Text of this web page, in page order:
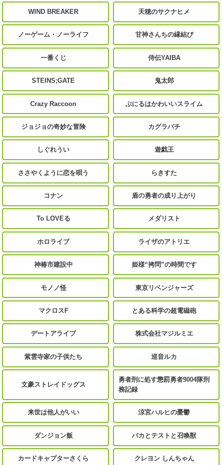
WIND BREAKER 天穂のサクナヒメ
ノーゲーム・ノーライフ 甘神さんちの縁結び
一番くじ 侍伝YAIBA
STEINS;GATE 鬼太郎
Crazy Raccoon ぷにるはかわいいスライム
ジョジョの奇妙な冒険 カグラバチ
しぐれうい 遊戯王
ささやくように恋を唄う らきすた
コナン 盾の勇者の成り上がり
To LOVEる メダリスト
ホロライブ ライザのアトリエ
神椿市建設中 姫様“拷問”の時間です
モノノ怪 東京リベンジャーズ
マクロスF とある科学の超電磁砲
デートアライブ 株式会社マジルミエ
紫雲寺家の子供たち 巡音ルカ
文豪ストレイドッグス
勇者刑に処す懲罰勇者9004隊刑
務記録
来世は他人がいい 涼宮ハルヒの憂鬱
ダンジョン飯 バカとテストと召喚獣
カードキャプターさくら クレヨン しんちゃん